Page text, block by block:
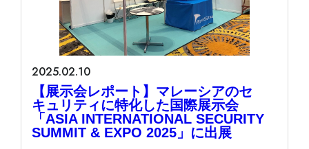
2025.02.10
【展示会レポート】マレーシアのセ
キュリティに特化した国際展示会
「ASIA INTERNATIONAL SECURITY
SUMMIT & EXPO 2025」に出展